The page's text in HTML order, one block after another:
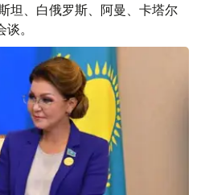
坦、白俄罗斯、阿曼、卡塔尔
。